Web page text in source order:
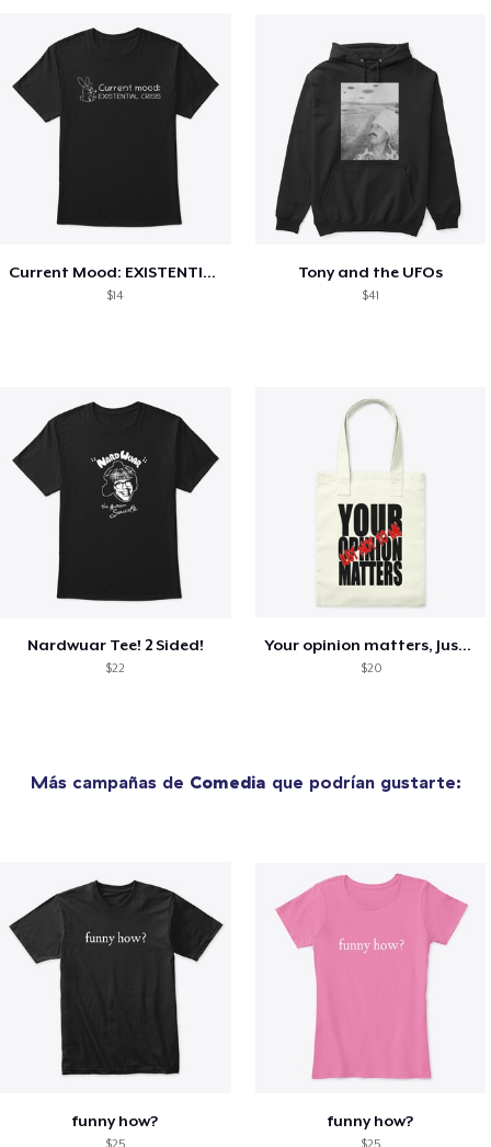
Current Mood: EXISTENTIAL CRISIS
$14
Tony and the UFOs
$41
Nardwuar Tee! 2 Sided!
$22
Your opinion matters, Just not to me!
$20
Más campañas de Comedia que podrían gustarte:
funny how? funny how?